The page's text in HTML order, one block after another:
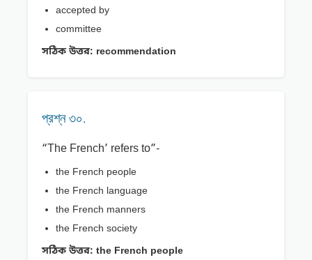
accepted by
committee
সঠিক উত্তর: recommendation
প্রশ্ন ৩০.
“The French’ refers to”-
the French people
the French language
the French manners
the French society
সঠিক উত্তর: the French people